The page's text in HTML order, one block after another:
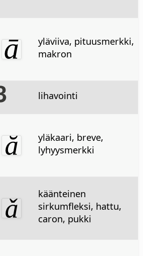
yläviiva, pituusmerkki,
makron
lihavointi
yläkaari, breve,
lyhyysmerkki
käänteinen
sirkumfleksi, hattu,
caron, pukki